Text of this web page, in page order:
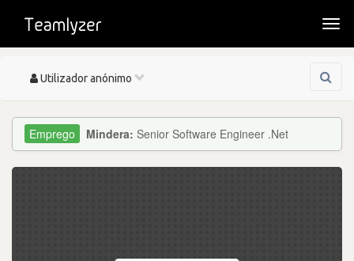
Toggle
Utilizador anónimo
Mindera: Senior Software Engineer .Net